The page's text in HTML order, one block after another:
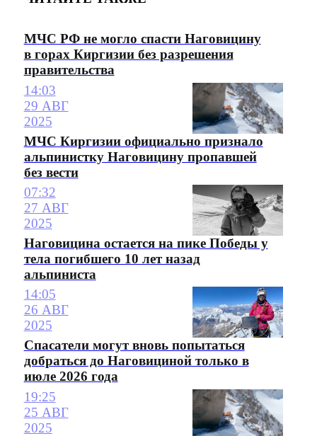
МЧС РФ не могло спасти Наговицину
в горах Киргизии без разрешения
правительства
14:03
29 АВГ
2025
МЧС Киргизии официально признало
альпинистку Наговицину пропавшей
без вести
07:32
27 АВГ
2025
Наговицина остается на пике Победы у
тела погибшего 10 лет назад
альпиниста
14:05
26 АВГ
2025
Спасатели могут вновь попытаться
добраться до Наговициной только в
июле 2026 года
19:25
25 АВГ
2025